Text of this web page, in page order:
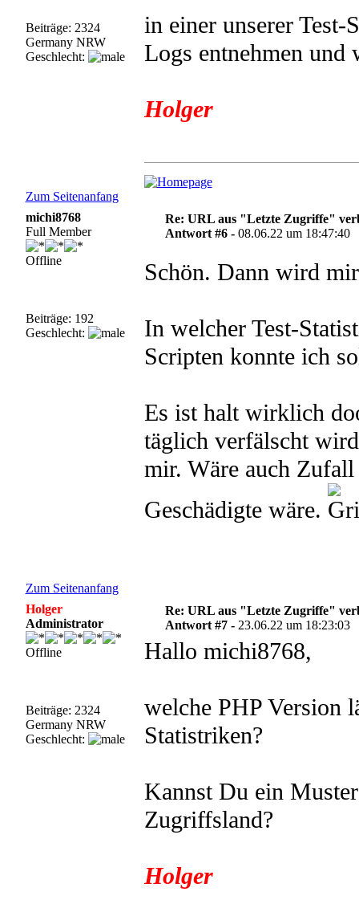
Beiträge: 2324
Germany NRW
Geschlecht:
in einer unserer
Logs entnehmen und
Holger
Zum Seitenanfang
michi8768
Full Member
Offline
Beiträge: 192
Geschlecht:
Re: URL aus "Letzte Zugriffe"
Antwort #6 -08.06.22 um 18:47:40
Schön. Dann wird
In welcher Test-
Scripten konnte ich
Es ist halt wirklich
täglich verfälscht
mir. Wäre auch
Geschädigte wäre.
Zum Seitenanfang
Holger
Administrator
Offline
Beiträge: 2324
Germany NRW
Geschlecht:
Re: URL aus "Letzte Zugriffe"
Antwort #7 - 23.06.22 um 18:23:03
Hallo michi8768,
welche PHP Version
Statistriken?
Kannst Du ein
Zugriffsland?
Holger